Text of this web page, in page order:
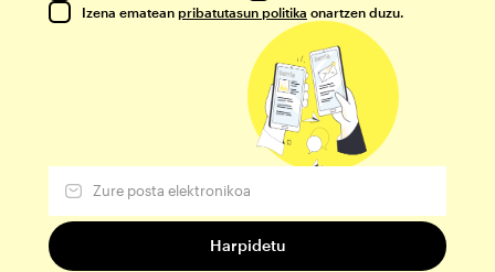
Izena ematean pribatutasun politika onartzen duzu.